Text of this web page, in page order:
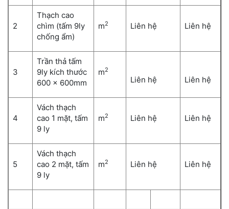
2
Thạch cao
chìm (tấm 9ly
chống ẩm)
m2 Liên hệ Liên hệ
3
Trần thả tấm
9ly kích thước
600 x 600mm
m2
Liên hệ Liên hệ
4
Vách thạch
cao 1 mặt, tấm
9 ly
m2 Liên hệ Liên hệ
5
Vách thạch
cao 2 mặt, tấm
9 ly
m2 Liên hệ Liên hệ